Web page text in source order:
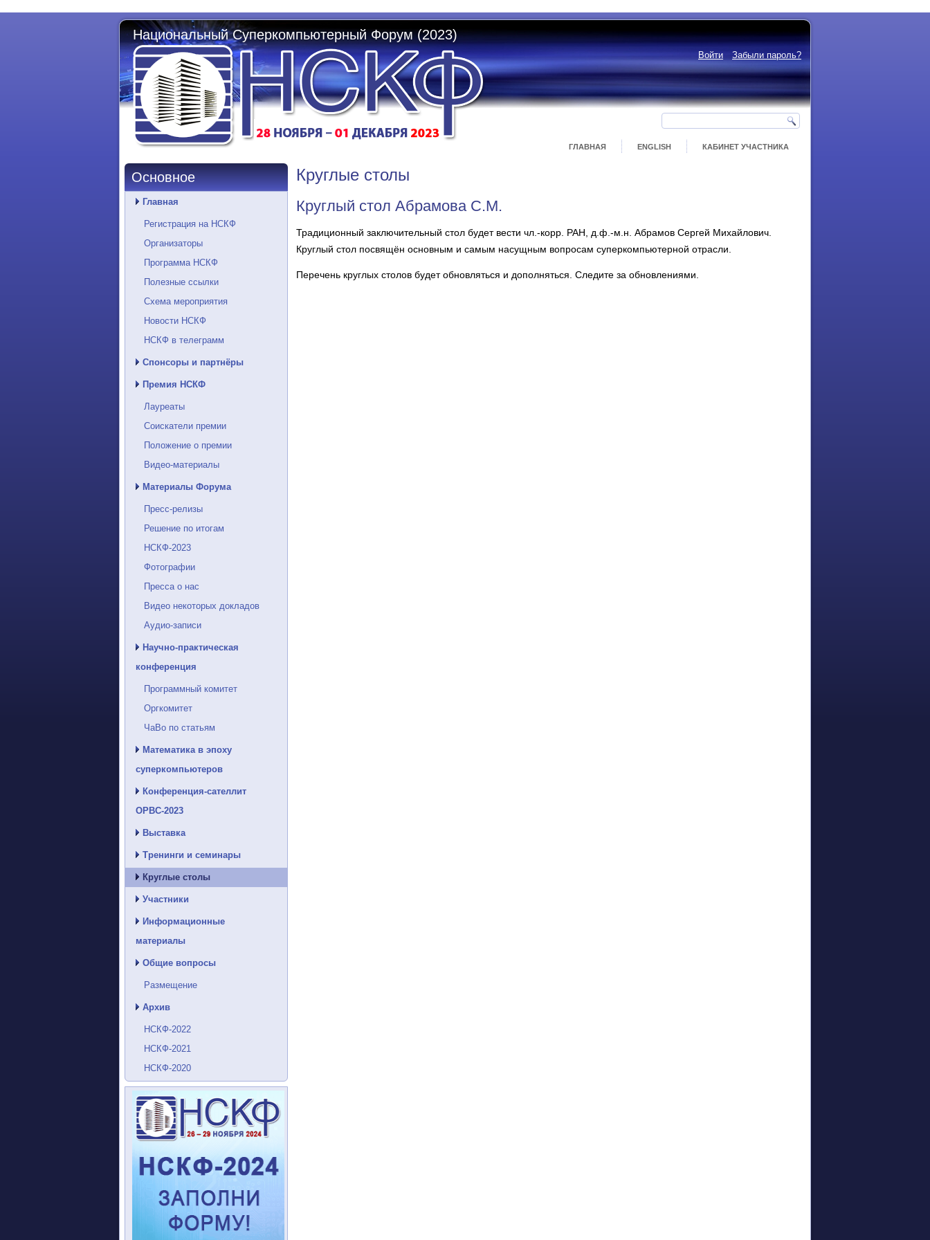
Национальный Суперкомпьютерный Форум (2023)
Войти Забыли пароль?
ГЛАВНАЯ ENGLISH КАБИНЕТ УЧАСТНИКА
Основное
Главная
Регистрация на НСКФ
Организаторы
Программа НСКФ
Полезные ссылки
Схема мероприятия
Новости НСКФ
НСКФ в телеграмм
Спонсоры и партнёры
Премия НСКФ
Лауреаты
Соискатели премии
Положение о премии
Видео-материалы
Материалы Форума
Пресс-релизы
Решение по итогам
НСКФ-2023
Фотографии
Пресса о нас
Видео некоторых докладов
Аудио-записи
Научно-практическая
конференция
Программный комитет
Оргкомитет
ЧаВо по статьям
Математика в эпоху
суперкомпьютеров
Конференция-сателлит
ОРВС-2023
Выставка
Тренинги и семинары
Круглые столы
Участники
Информационные
материалы
Общие вопросы
Размещение
Архив
НСКФ-2022
НСКФ-2021
НСКФ-2020
Круглые столы
Круглый стол Абрамова С.М.
Традиционный заключительный стол будет вести чл.-корр. РАН, д.ф.-м.н. Абрамов Сергей Михайлович.
Круглый стол посвящён основным и самым насущным вопросам суперкомпьютерной отрасли.
Перечень круглых столов будет обновляться и дополняться. Следите за обновлениями.